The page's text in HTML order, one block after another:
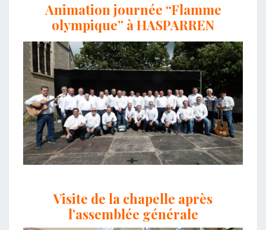
Animation journée “Flamme
olympique” à HASPARREN
Visite de la chapelle après
l’assemblée générale